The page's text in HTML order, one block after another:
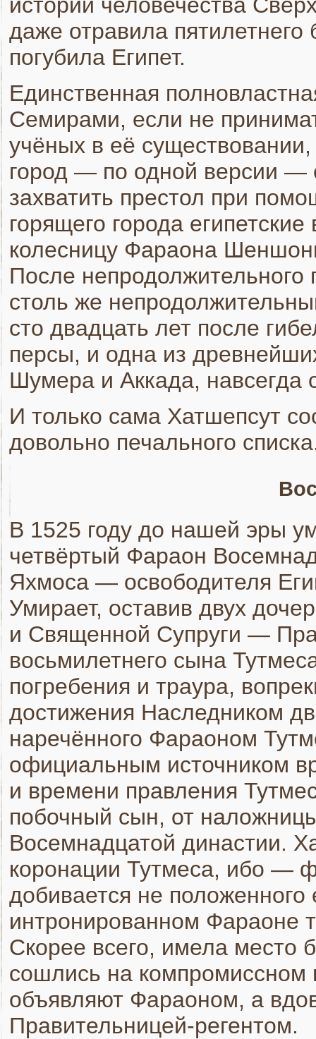
даже отравила
погубила Египет.
Единственная
Семирами, если не
учёных в её
город — по одной версии —
захватить престол при
горящего города
колесницу Фараона
После
столь же
сто двадцать лет после
персы, и одна из
Шумера и Аккада, навсегда
И только сама Хатшепсут
довольно печального
В 1525 году до нашей эры
четвёртый Фараон
Яхмоса — освободителя
Умирает, оставив двух
и Священной Супруги —
восьмилетнего сына
погребения и траура,
достижения Наследником
наречённого Фараоном
официальным источником
и времени правления
побочный сын, от
Восемнадцатой династии.
коронации Тутмеса, ибо —
добивается не
интронированном Фараоне
Скорее всего, имела место
сошлись на компромиссном
объявляют Фараоном, а
Правительницей-регентом.